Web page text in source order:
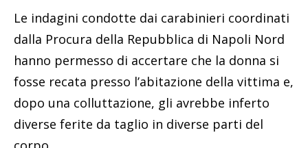
Le indagini condotte dai carabinieri coordinati
dalla Procura della Repubblica di Napoli Nord
hanno permesso di accertare che la donna si
fosse recata presso l’abitazione della vittima e,
dopo una colluttazione, gli avrebbe inferto
diverse ferite da taglio in diverse parti del